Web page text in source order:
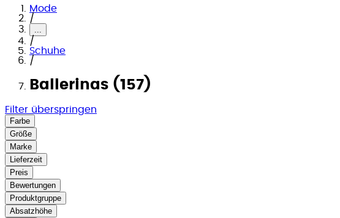
Mode
/
...
/
Schuhe
/
Ballerinas (157)
Filter überspringen
Farbe
Größe
Marke
Lieferzeit
Preis
Bewertungen
Produktgruppe
Absatzhöhe